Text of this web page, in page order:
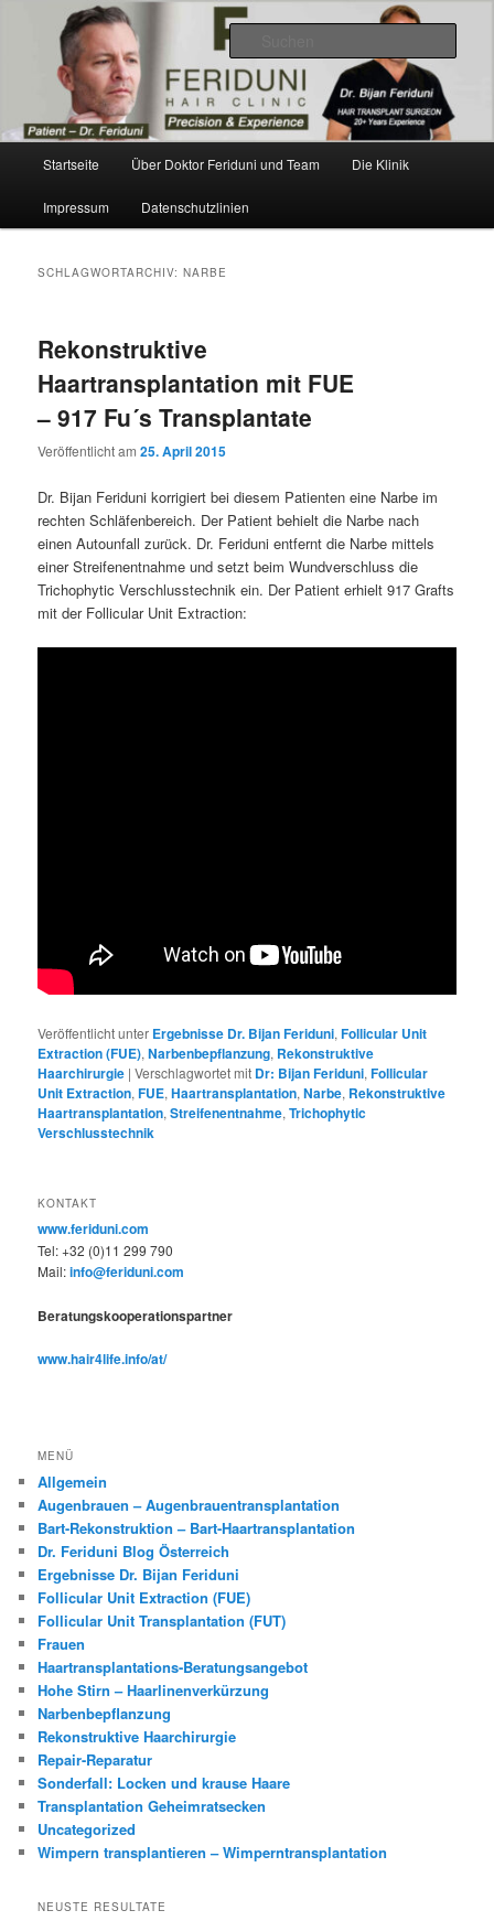
sekundären
Dr. Feriduni Haartransplantation –
Blog Österreich
Videos, Ergebnisse, Bilder
Startseite Über Doktor Feriduni und Team Die Klinik
Impressum Datenschutzlinien
SCHLAGWORTARCHIV:NARBE
Rekonstruktive
Haartransplantation mit FUE
– 917 Fu´s Transplantate
Veröffentlicht am25. April 2015
Dr. Bijan Feriduni korrigiert bei diesem Patienten eine Narbe im
rechten Schläfenbereich. Der Patient behielt die Narbe nach
einen Autounfall zurück. Dr. Feriduni entfernt die Narbe mittels
einer Streifenentnahme und setzt beim Wundverschluss die
Trichophytic Verschlusstechnik ein. Der Patient erhielt 917 Grafts
mit der Follicular Unit Extraction:
Veröffentlicht unter Ergebnisse Dr. Bijan Feriduni,Follicular Unit
Extraction (FUE),Narbenbepflanzung, Rekonstruktive
Haarchirurgie |Verschlagwortet mit Dr: Bijan Feriduni,Follicular
Unit Extraction,FUE,Haartransplantation,Narbe, Rekonstruktive
Haartransplantation,Streifenentnahme,Trichophytic
Verschlusstechnik
KONTAKT
www.feriduni.com
Tel: +32 (0)11 299 790
Mail:info@feriduni.com
Beratungskooperationspartner
www.hair4life.info/at/
MENÜ
Allgemein
Augenbrauen – Augenbrauentransplantation
Bart-Rekonstruktion – Bart-Haartransplantation
Dr. Feriduni Blog Österreich
Ergebnisse Dr. Bijan Feriduni
Follicular Unit Extraction (FUE)
Follicular Unit Transplantation (FUT)
Frauen
Haartransplantations-Beratungsangebot
Hohe Stirn – Haarlinenverkürzung
Narbenbepflanzung
Rekonstruktive Haarchirurgie
Repair-Reparatur
Sonderfall: Locken und krause Haare
Transplantation Geheimratsecken
Uncategorized
Wimpern transplantieren – Wimperntransplantation
NEUSTE RESULTATE